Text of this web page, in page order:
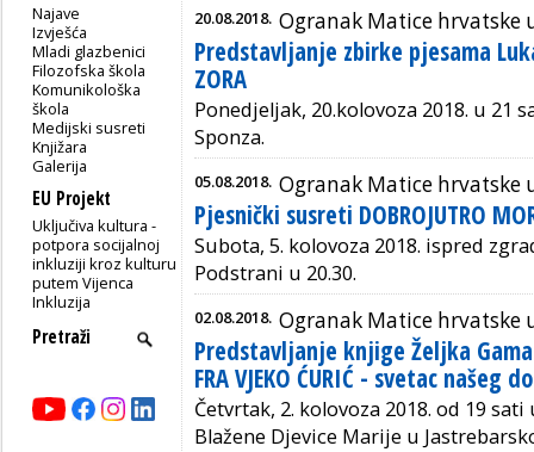
Najave
Izvješća
Mladi glazbenici
Filozofska škola
Komunikološka
škola
Medijski susreti
Knjižara
Galerija
EU Projekt
Uključiva kultura -
potpora socijalnoj
inkluziji kroz kulturu
putem Vijenca
Inkluzija
20.08.2018. Ogranak Matice hrvatske
Predstavljanje zbirke pjesama
ZORA
Ponedjeljak, 20.kolovoza 2018. u 21
Sponza.
05.08.2018. Ogranak Matice hrvatske
Pjesnički susreti DOBROJUTRO
Subota, 5. kolovoza 2018. ispred
Podstrani u 20.30.
02.08.2018. Ogranak Matice hrvatske
Predstavljanje knjige Željka
FRA VJEKO ĆURIĆ - svetac našeg
Četvrtak, 2. kolovoza 2018. od 19
Blažene Djevice Marije u